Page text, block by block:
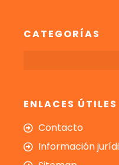
CATEGORÍAS
ENLACES ÚTILES
Contacto
Información